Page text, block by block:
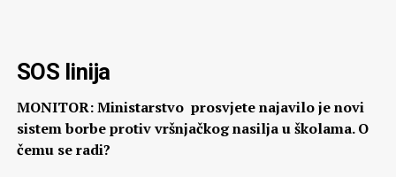
SOS linija
MONITOR: Ministarstvo prosvjete najavilo je novi
sistem borbe protiv vršnjačkog nasilja u školama. O
čemu se radi?